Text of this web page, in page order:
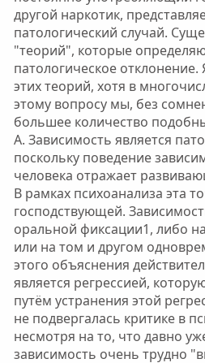
другой наркотик,
патологический случай.
"теорий", которые
патологическое
этих теорий, хотя в
этому вопросу мы, без
большее количество
А. Зависимость является
поскольку поведение
человека отражает
В рамках психоанализа эта
господствующей.
оральной фиксации1, либо
или на том и другом
этого объяснения
является регрессией,
путём устранения этой
не подвергалась критике в
несмотря на то, что давно
зависимость очень трудно